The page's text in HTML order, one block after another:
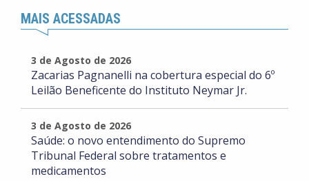
MAIS ACESSADAS
3 de Agosto de 2026
Zacarias Pagnanelli na cobertura especial do 6º
Leilão Beneficente do Instituto Neymar Jr.
3 de Agosto de 2026
Saúde: o novo entendimento do Supremo
Tribunal Federal sobre tratamentos e
medicamentos